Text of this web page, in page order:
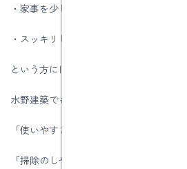
・家事を少しでもラクにしたい
・スッキリした空間で暮らしたい
という方には、とてもおすすめのアイデ
水野建築でも、お客様の暮らし方に合わ
「使いやすさ」
「掃除のしやすさ」